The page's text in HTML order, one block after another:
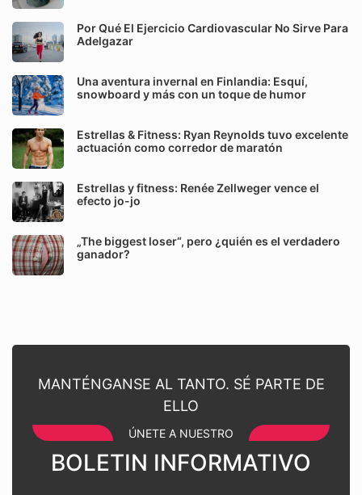
Por Qué El Ejercicio Cardiovascular No Sirve Para
Adelgazar
Una aventura invernal en Finlandia: Esquí,
snowboard y más con un toque de humor
Estrellas & Fitness: Ryan Reynolds tuvo excelente
actuación como corredor de maratón
Estrellas y fitness: Renée Zellweger vence el
efecto jo-jo
„The biggest loser“, pero ¿quién es el verdadero
ganador?
MANTÉNGANSE AL TANTO. SÉ PARTE DE
ELLO
ÚNETE A NUESTRO
BOLETIN INFORMATIVO